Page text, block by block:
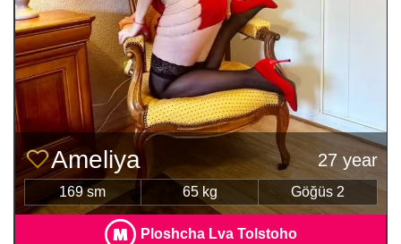
Ameliya 27 year
169 sm 65 kg Göğüs 2
Ploshcha Lva Tolstoho